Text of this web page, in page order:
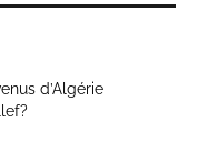
d’Algérie